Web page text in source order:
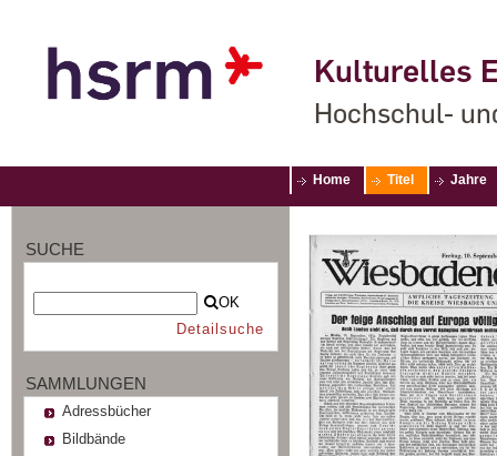
Kulturelles
Hochschul-
Home Titel Jahre
SUCHE
OK
Detailsuche
SAMMLUNGEN
Adressbücher
Bildbände